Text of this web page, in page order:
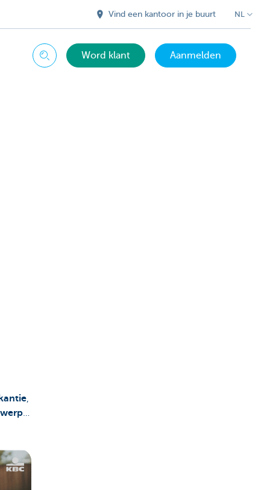
Vind een kantoor in je buurt NL
Zoeken Word klant Aanmelden
,
…